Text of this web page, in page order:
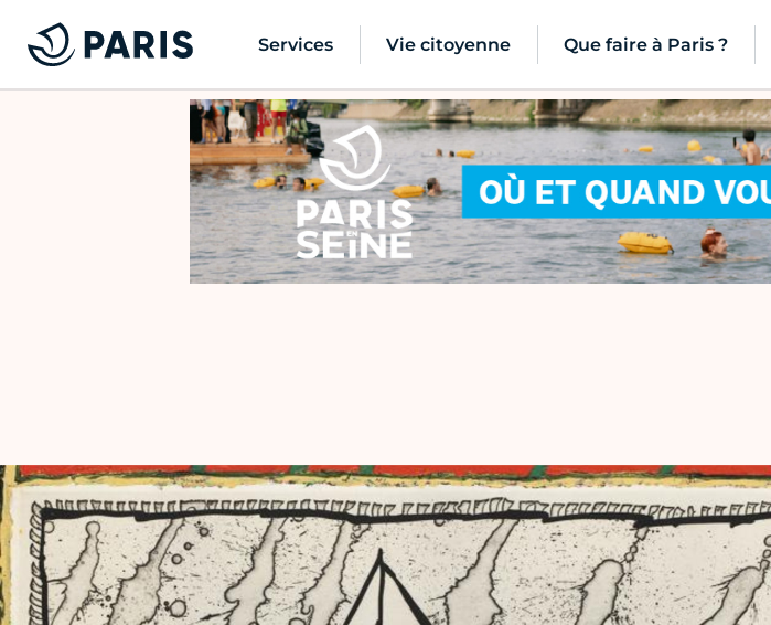
Services Vie citoyenne Que faire à Paris ?